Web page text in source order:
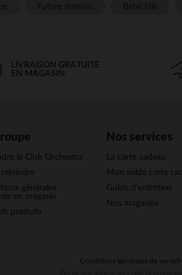
LIVRAISON GRATUITE
EN MAGASIN
le Club Orchestra
générales
en magasin
produits
Nos services
La carte cadeau
Mon solde carte
Guide d'entretien
Nos magasins
Conditions générales de vente